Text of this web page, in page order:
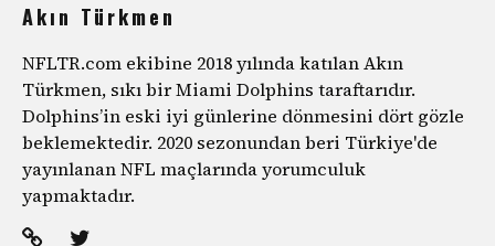
Akın Türkmen
NFLTR.com ekibine 2018 yılında katılan Akın
Türkmen, sıkı bir Miami Dolphins taraftarıdır.
Dolphins’in eski iyi günlerine dönmesini dört gözle
beklemektedir. 2020 sezonundan beri Türkiye'de
yayınlanan NFL maçlarında yorumculuk
yapmaktadır.